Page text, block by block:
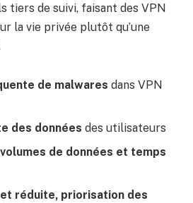
tiers de suivi, faisant des VPN
la vie privée plutôt qu’une
de malwares dans VPN
des données des utilisateurs
de données et temps
réduite, priorisation des